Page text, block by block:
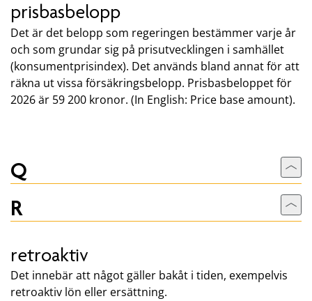
prisbasbelopp
Det är det belopp som regeringen bestämmer varje år
och som grundar sig på prisutvecklingen i samhället
(konsumentprisindex). Det används bland annat för att
räkna ut vissa försäkringsbelopp. Prisbasbeloppet för
2026 är 59 200 kronor. (In English: Price base amount).
Q Till
R Till
retroaktiv
Det innebär att något gäller bakåt i tiden, exempelvis
retroaktiv lön eller ersättning.